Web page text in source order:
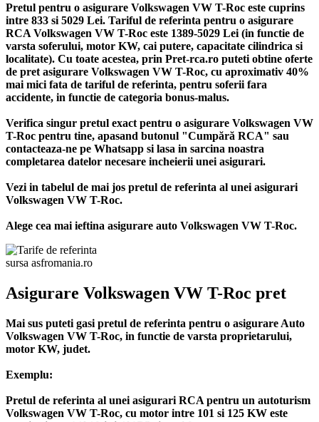
Pretul pentru o asigurare Volkswagen VW T-Roc este cuprins
intre 833 si 5029 Lei. Tariful de referinta pentru o asigurare
RCA Volkswagen VW T-Roc este 1389-5029 Lei (in functie de
varsta soferului, motor KW, cai putere, capacitate cilindrica si
localitate). Cu toate acestea, prin Pret-rca.ro puteti obtine oferte
de pret asigurare Volkswagen VW T-Roc, cu aproximativ 40%
mai mici fata de tariful de referinta, pentru soferii fara
accidente, in functie de categoria bonus-malus.
Verifica singur pretul exact pentru o asigurare Volkswagen VW
T-Roc pentru tine, apasand butonul "Cumpără RCA" sau
contacteaza-ne pe Whatsapp si lasa in sarcina noastra
completarea datelor necesare incheierii unei asigurari.
Vezi in tabelul de mai jos pretul de referinta al unei asigurari
Volkswagen VW T-Roc.
Alege cea mai ieftina asigurare auto Volkswagen VW T-Roc.
sursa asfromania.ro
Asigurare Volkswagen VW T-Roc pret
Mai sus puteti gasi pretul de referinta pentru o asigurare Auto
Volkswagen VW T-Roc, in functie de varsta proprietarului,
motor KW, judet.
Exemplu:
Pretul de referinta al unei asigurari RCA pentru un autoturism
Volkswagen VW T-Roc, cu motor intre 101 si 125 KW este